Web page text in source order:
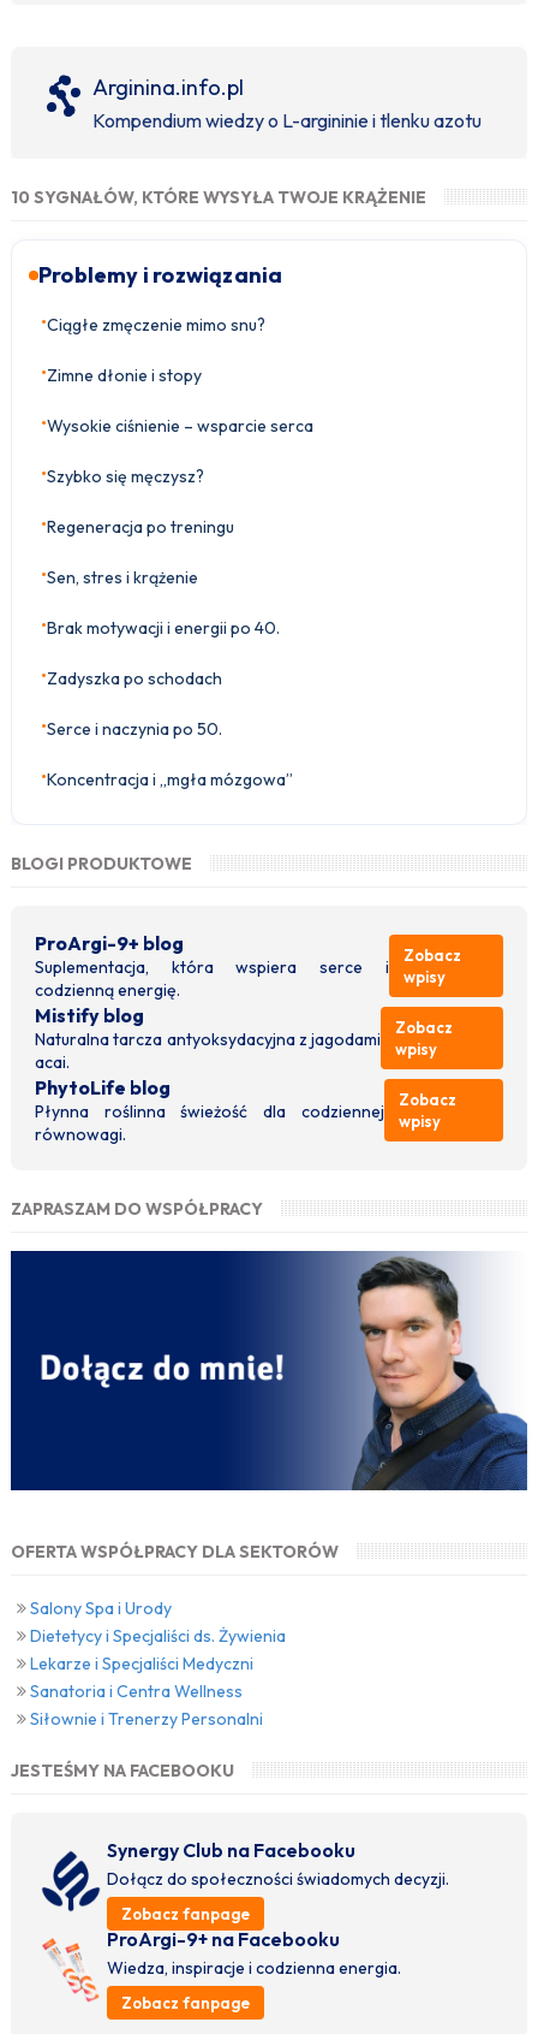
Arginina.info.pl
Kompendium wiedzy o L-argininie i tlenku azotu
10 SYGNAŁÓW, KTÓRE WYSYŁA TWOJE KRĄŻENIE
Problemy i rozwiązania
•Ciągłe zmęczenie mimo snu?
•Zimne dłonie i stopy
•Wysokie ciśnienie – wsparcie serca
•Szybko się męczysz?
•Regeneracja po treningu
•Sen, stres i krążenie
•Brak motywacji i energii po 40.
•Zadyszka po schodach
•Serce i naczynia po 50.
•Koncentracja i „mgła mózgowa”
BLOGI PRODUKTOWE
ProArgi-9+ blog
Suplementacja, która wspiera serce i
codzienną energię.
Zobacz
wpisy
Mistify blog
Naturalna tarcza antyoksydacyjna z jagodami
acai.
Zobacz
wpisy
PhytoLife blog
Płynna roślinna świeżość dla codziennej
równowagi.
Zobacz
wpisy
ZAPRASZAM DO WSPÓŁPRACY
OFERTA WSPÓŁPRACY DLA SEKTORÓW
Salony Spa i Urody
Dietetycy i Specjaliści ds. Żywienia
Lekarze i Specjaliści Medyczni
Sanatoria i Centra Wellness
Siłownie i Trenerzy Personalni
JESTEŚMY NA FACEBOOKU
Synergy Club na Facebooku
Dołącz do społeczności świadomych decyzji.
Zobacz fanpage
ProArgi-9+ na Facebooku
Wiedza, inspiracje i codzienna energia.
Zobacz fanpage